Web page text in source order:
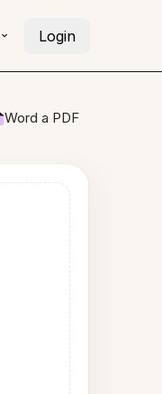
Login
Word a PDF